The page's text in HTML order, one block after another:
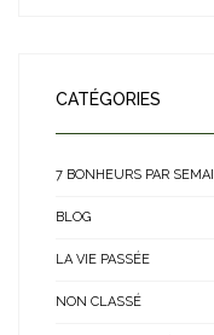
CATÉGORIES
7 BONHEURS PAR
BLOG
LA VIE PASSÉE
NON CLASSÉ